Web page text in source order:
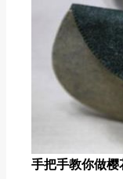
手把手教你做樱